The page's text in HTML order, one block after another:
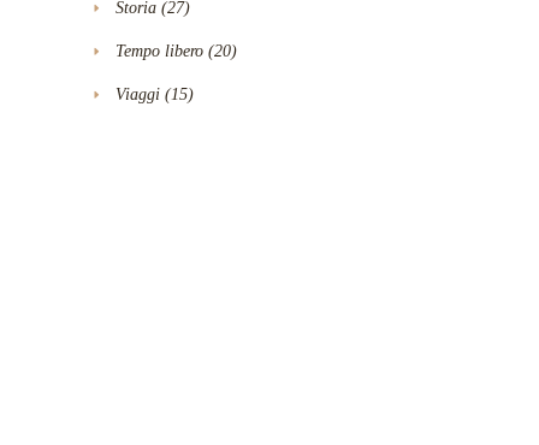
Storia (27)
Tempo libero (20)
Viaggi (15)